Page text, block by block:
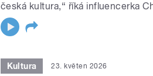
česká kultura,“ říká influencerka
Kultura 23. květen 2026